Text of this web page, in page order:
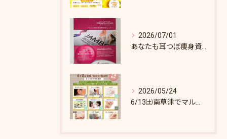
2026/07/01
2026/05/24